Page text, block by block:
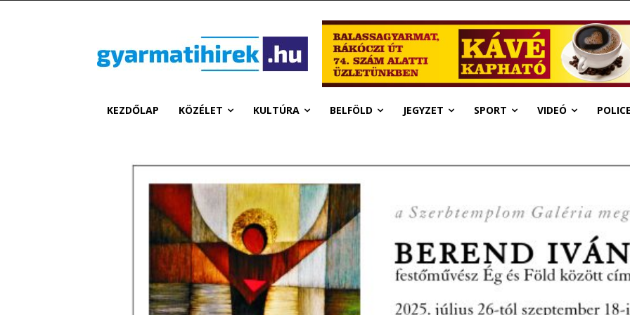
KEZDŐLAP KÖZÉLET KULTÚRA BELFÖLD JEGYZET SPORT VIDEÓ